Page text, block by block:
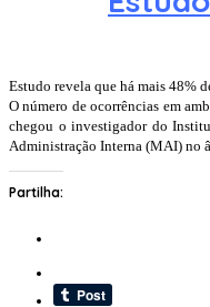
Estudo revela que há mais 48%
O número de ocorrências em
chegou o investigador do
Administração Interna (MAI) no
Partilha: